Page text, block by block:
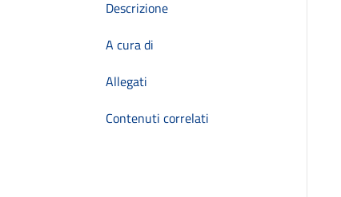
Descrizione
A cura di
Allegati
Contenuti correlati